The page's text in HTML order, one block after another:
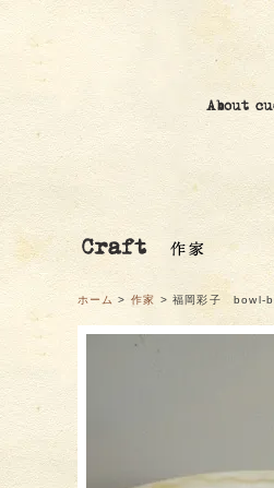
ホーム > 作家 > 福岡彩子 bowl-b